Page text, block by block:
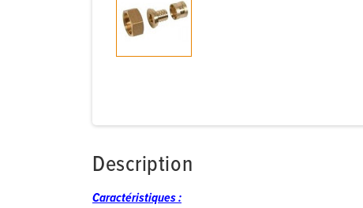
Description
Caractéristiques :